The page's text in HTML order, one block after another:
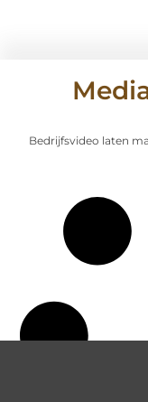
Bedrijfsvideo laten